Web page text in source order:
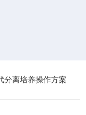
分离培养操作方案